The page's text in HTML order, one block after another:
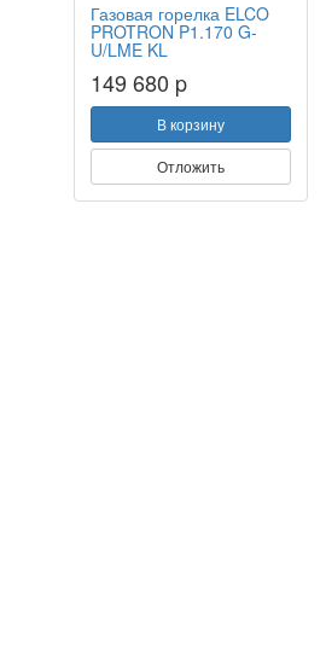
Газовая горелка ELCO
PROTRON P1.170 G-
U/LME KL
149 680 p
В корзину
Отложить